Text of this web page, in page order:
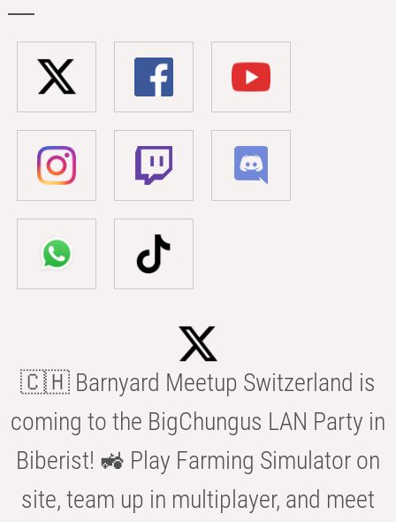
🇨🇭 Barnyard Meetup Switzerland is
coming to the BigChungus LAN Party in
Biberist! 🚜 Play Farming Simulator on
site, team up in multiplayer, and meet